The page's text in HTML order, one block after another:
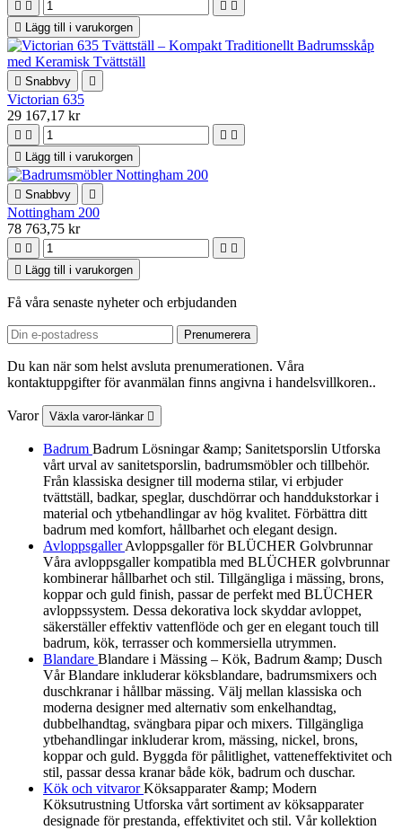
   
 Lägg till i varukorgen
 Snabbvy 
Victorian 635
29 167,17 kr
   
 Lägg till i varukorgen
 Snabbvy 
Nottingham 200
78 763,75 kr
   
 Lägg till i varukorgen
Få våra senaste nyheter och erbjudanden
Du kan när som helst avsluta prenumerationen. Våra
kontaktuppgifter för avanmälan finns angivna i handelsvillkoren..
Varor Växla varor-länkar 
Badrum Badrum Lösningar &amp; Sanitetsporslin Utforska
vårt urval av sanitetsporslin, badrumsmöbler och tillbehör.
Från klassiska designer till moderna stilar, vi erbjuder
tvättställ, badkar, speglar, duschdörrar och handdukstorkar i
material och ytbehandlingar av hög kvalitet. Förbättra ditt
badrum med komfort, hållbarhet och elegant design.
AvloppsgallerAvloppsgaller för BLÜCHER Golvbrunnar
Våra avloppsgaller kompatibla med BLÜCHER golvbrunnar
kombinerar hållbarhet och stil. Tillgängliga i mässing, brons,
koppar och guld finish, passar de perfekt med BLÜCHER
avloppssystem. Dessa dekorativa lock skyddar avloppet,
säkerställer effektiv vattenflöde och ger en elegant touch till
badrum, kök, terrasser och kommersiella utrymmen.
Blandare Blandare i Mässing – Kök, Badrum &amp; Dusch
Vår Blandare inkluderar köksblandare, badrumsmixers och
duschkranar i hållbar mässing. Välj mellan klassiska och
moderna designer med alternativ som enkelhandtag,
dubbelhandtag, svängbara pipar och mixers. Tillgängliga
ytbehandlingar inkluderar krom, mässing, nickel, brons,
koppar och guld. Byggda för pålitlighet, vatteneffektivitet och
stil, passar dessa kranar både kök, badrum och duschar.
Kök och vitvarorKöksapparater &amp; Modern
Köksutrustning Utforska vårt sortiment av köksapparater
designade för prestanda, effektivitet och stil. Vår kollektion